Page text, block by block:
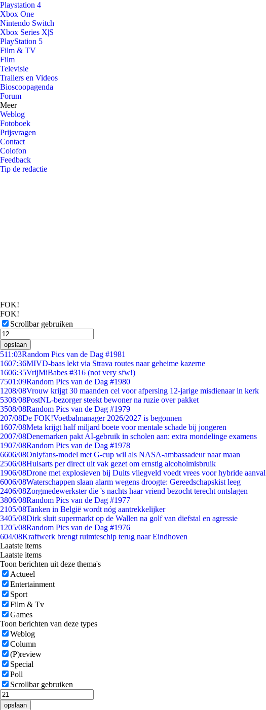
Playstation 4
Xbox One
Nintendo Switch
Xbox Series X|S
PlayStation 5
Film & TV
Film
Televisie
Trailers en Videos
Bioscoopagenda
Forum
Meer
Weblog
Fotoboek
Prijsvragen
Contact
Colofon
Feedback
Tip de redactie
FOK!
FOK!
Scrollbar gebruiken
opslaan
511:03Random Pics van de Dag #1981
1607:36MIVD-baas lekt via Strava routes naar geheime kazerne
1606:35VrijMiBabes #316 (not very sfw!)
7501:09Random Pics van de Dag #1980
1208/08Vrouw krijgt 30 maanden cel voor afpersing 12-jarige misdienaar in kerk
5308/08PostNL-bezorger steekt bewoner na ruzie over pakket
3508/08Random Pics van de Dag #1979
207/08De FOK!Voetbalmanager 2026/2027 is begonnen
1607/08Meta krijgt half miljard boete voor mentale schade bij jongeren
2007/08Denemarken pakt AI-gebruik in scholen aan: extra mondelinge examens
1907/08Random Pics van de Dag #1978
6606/08Onlyfans-model met G-cup wil als NASA-ambassadeur naar maan
2506/08Huisarts per direct uit vak gezet om ernstig alcoholmisbruik
1906/08Drone met explosieven bij Duits vliegveld voedt vrees voor hybride aanval
6006/08Waterschappen slaan alarm wegens droogte: Gereedschapskist leeg
2406/08Zorgmedewerkster die 's nachts haar vriend bezocht terecht ontslagen
3806/08Random Pics van de Dag #1977
2105/08Tanken in België wordt nóg aantrekkelijker
3405/08Dirk sluit supermarkt op de Wallen na golf van diefstal en agressie
1205/08Random Pics van de Dag #1976
604/08Kraftwerk brengt ruimteschip terug naar Eindhoven
Laatste items
Laatste items
Toon berichten uit deze thema's
Actueel
Entertainment
Sport
Film & Tv
Games
Toon berichten van deze types
Weblog
Column
(P)review
Special
Poll
Scrollbar gebruiken
opslaan